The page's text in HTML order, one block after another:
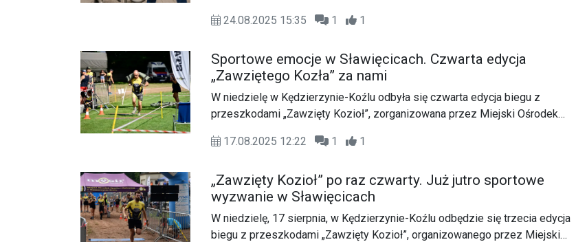
przez Ministerstwo Rodziny, Pracy i Polityki Społecznej, ma na celu
funkcjonowaniu i aktywnym udziale w życiu społecznym.
24.08.2025 15:35 1 1
Sportowe emocje w Sławięcicach. Czwarta edycja
„Zawziętego Kozła” za nami
W niedzielę w Kędzierzynie-Koźlu odbyła się czwarta edycja biegu z
przeszkodami „Zawzięty Kozioł”, zorganizowana przez Miejski Ośrodek
zarówno dorośli, jak i dzieci, dla których przygotowano osobne konkurencje.
17.08.2025 12:22 1 1
„Zawzięty Kozioł” po raz czwarty. Już jutro sportowe
wyzwanie w Sławięcicach
W niedzielę, 17 sierpnia, w Kędzierzynie-Koźlu odbędzie się trzecia edycja
biegu z przeszkodami „Zawzięty Kozioł”, organizowanego przez Miejski